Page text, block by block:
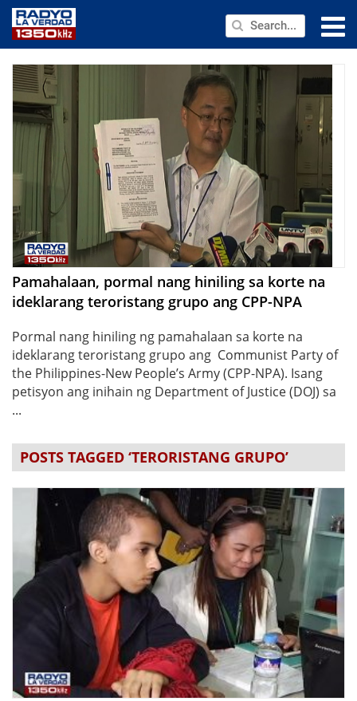
PUBLIC SERVICE
ANNOUNCEMENTS
PROGRAMS
ABOUT
CONTACT US
Pamahalaan, pormal nang hiniling sa korte na
ideklarang teroristang grupo ang CPP-NPA
Pormal nang hiniling ng pamahalaan sa korte na
ideklarang teroristang grupo ang Communist Party of
the Philippines-New People’s Army (CPP-NPA). Isang
petisyon ang inihain ng Department of Justice (DOJ) sa
...
POSTS TAGGED ‘TERORISTANG GRUPO’